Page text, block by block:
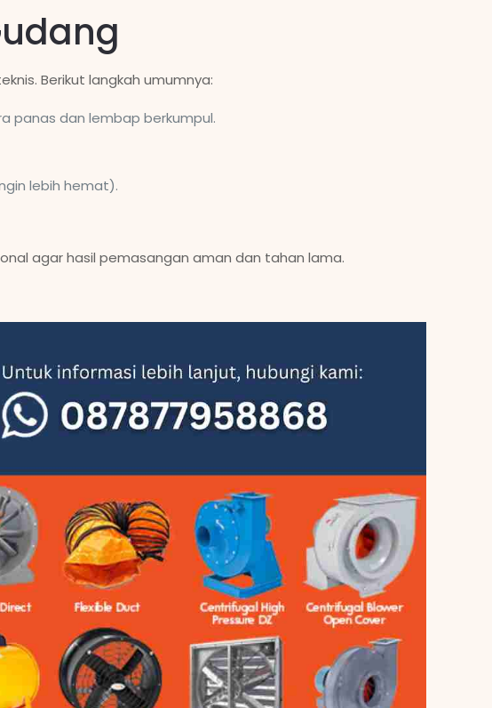
Berikut langkah umumnya:
panas dan lembap berkumpul.
lebih hemat).
agar hasil pemasangan aman dan tahan lama.